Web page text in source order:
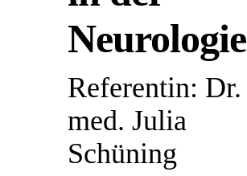
Neurologie
Referentin: Dr.
med. Julia
Schüning